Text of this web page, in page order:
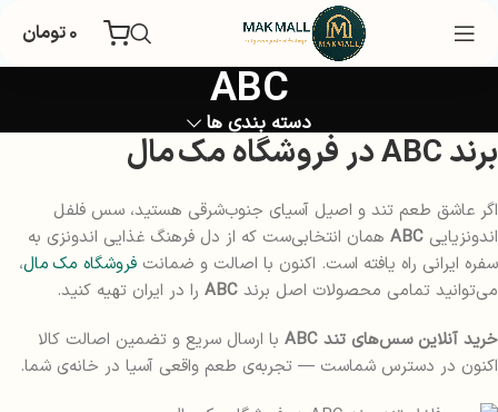
۰تومان
ABC
دسته بندی ها
برند ABC در فروشگاه مک مال
اگر عاشق طعم تند و اصیل آسیای جنوب‌شرقی هستید، سس فلفل
اندونزیایی ABC همان انتخابی‌ست که از دل فرهنگ غذایی اندونزی به
سفره ایرانی راه یافته است. اکنون با اصالت و ضمانت فروشگاه مک مال،
می‌توانید تمامی محصولات اصل برند ABC را در ایران تهیه کنید.
خرید آنلاین سس‌های تند ABC
با ارسال سریع و تضمین اصالت کالا
اکنون در دسترس شماست — تجربه‌ی طعم واقعی آسیا در خانه‌ی شما.